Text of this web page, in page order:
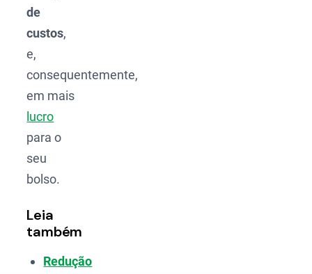
de
custos,
e,
consequentemente,
em mais
lucro
para o
seu
bolso.
Leia
também
Redução